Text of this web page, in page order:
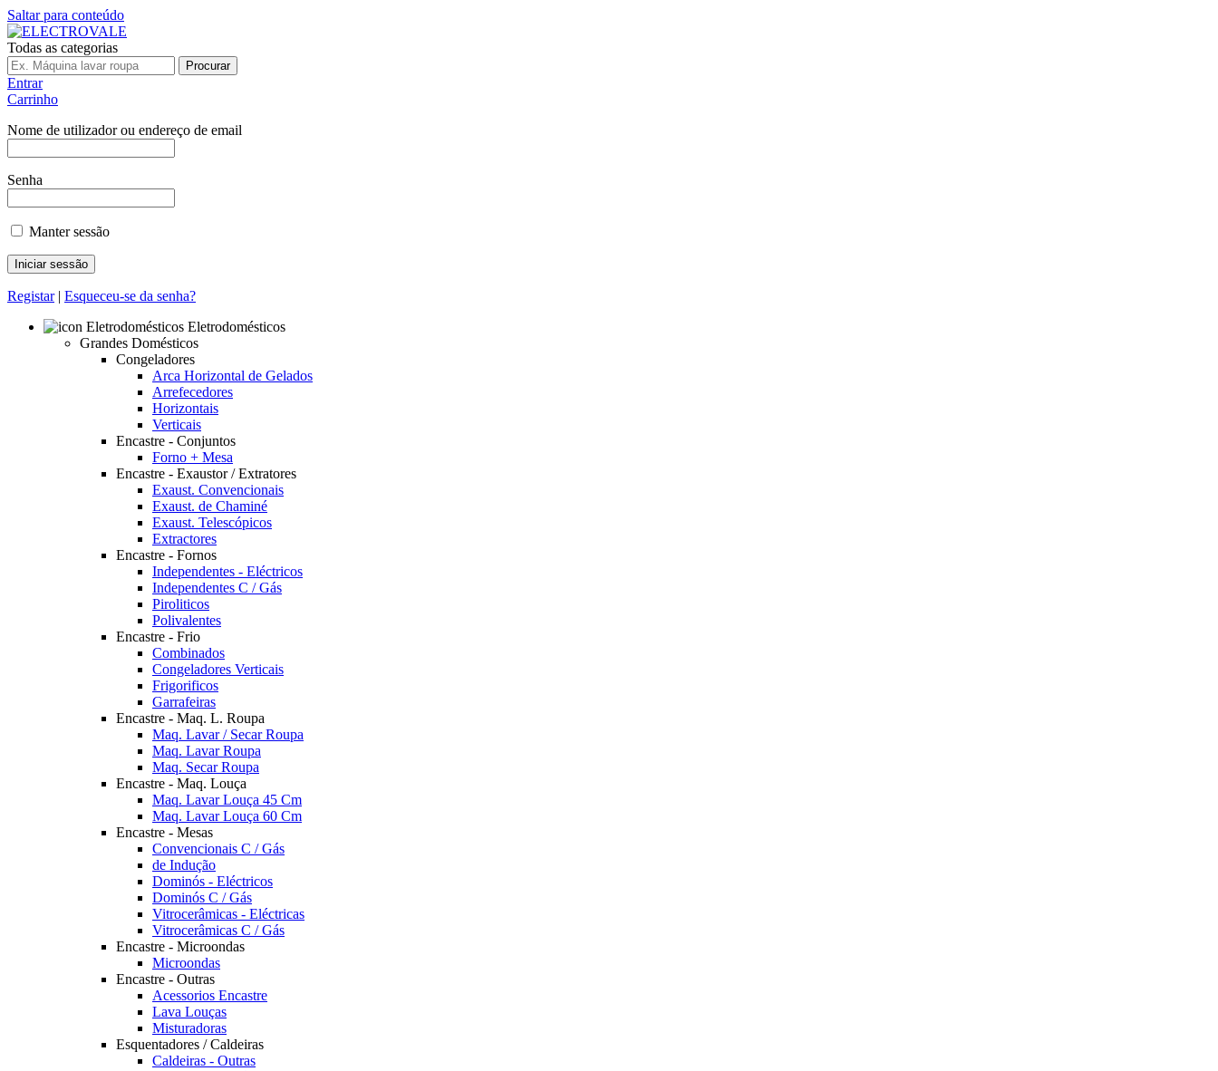
Saltar para conteúdo
Todas as categorias
Procurar
Entrar
Carrinho
Nome de utilizador ou endereço de email
Senha
Manter sessão
Registar| Esqueceu-se da senha?
Eletrodomésticos
Grandes Domésticos
Congeladores
Arca Horizontal de Gelados
Arrefecedores
Horizontais
Verticais
Encastre - Conjuntos
Forno + Mesa
Encastre - Exaustor / Extratores
Exaust. Convencionais
Exaust. de Chaminé
Exaust. Telescópicos
Extractores
Encastre - Fornos
Independentes - Eléctricos
Independentes C / Gás
Piroliticos
Polivalentes
Encastre - Frio
Combinados
Congeladores Verticais
Frigorificos
Garrafeiras
Encastre - Maq. L. Roupa
Maq. Lavar / Secar Roupa
Maq. Lavar Roupa
Maq. Secar Roupa
Encastre - Maq. Louça
Maq. Lavar Louça 45 Cm
Maq. Lavar Louça 60 Cm
Encastre - Mesas
Convencionais C / Gás
de Indução
Dominós - Eléctricos
Dominós C / Gás
Vitrocerâmicas - Eléctricas
Vitrocerâmicas C / Gás
Encastre - Microondas
Microondas
Encastre - Outras
Acessorios Encastre
Lava Louças
Misturadoras
Esquentadores / Caldeiras
Caldeiras - Outras